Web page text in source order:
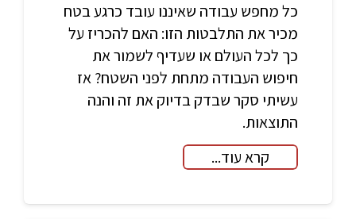
כל מחפש עבודה שאיננו עובד כרגע בטח
מכיר את התלבטות הזו: האם להכריז על
כך לכל העולם או שעדיף לשמור את
חיפוש העבודה מתחת לפני השטח? אז
עשיתי סקר שבדק בדיוק את זה והנה
התוצאות.
קרא עוד...